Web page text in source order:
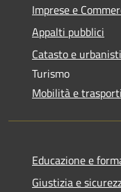
Imprese e
Appalti pubblici
Catasto e
Turismo
Mobilità e trasporti
Educazione e
Giustizia e